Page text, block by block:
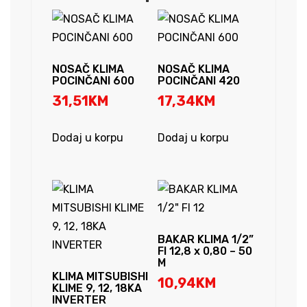
količina
NOSAČ KLIMA
POCINČANI 600
31,51KM
Dodaj u korpu
NOSAČ KLIMA
POCINČANI 420
17,34KM
Dodaj u korpu
KLIMA MITSUBISHI
KLIME 9, 12, 18KA
INVERTER
BAKAR KLIMA 1/2”
FI 12,8 x 0,80 – 50
M
10,94KM